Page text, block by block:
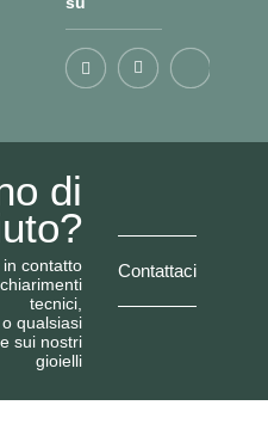
di
contatto
tecnici,
qualsiasi
sui nostri
gioielli
Contattaci